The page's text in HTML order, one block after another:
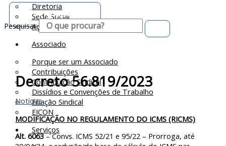
Diretoria
Sede Social
Ação Social
Associado
Porque ser um Associado
Contribuições
Contribuição Sindical
Dissídios e Convenções de Trabalho
Filiação Sindical
EICON
Serviços
Portal do Associado
Pesquisar
Decreto 56.819/2023
Notícias
MODIFICAÇÃO NO REGULAMENTO DO ICMS (RICMS)
Alt. 6063– Convs. ICMS 52/21 e 95/22 – Prorroga, até